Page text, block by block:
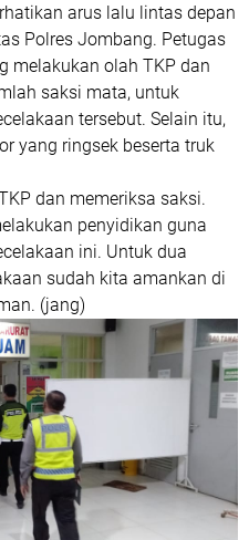
arus lalu lintas depan
Polres Jombang. Petugas
melakukan olah TKP dan
saksi mata, untuk
tersebut. Selain itu,
yang ringsek beserta truk
dan memeriksa saksi.
penyidikan guna
ini. Untuk dua
sudah kita amankan di
(jang)